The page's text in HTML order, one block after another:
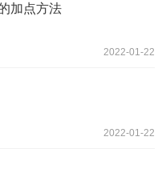
加点方法
2022-01-22
2022-01-22